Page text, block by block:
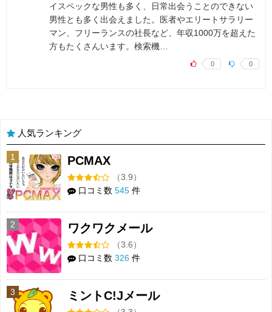
イスペックな男性も多く、日常出会うことのできない
男性とも多く出会えました。医者やエリートサラリー
マン、フリーランスの社長など、年収1000万を超えた
方もたくさんいます。検索機…
0 0
人気ランキング
1 PCMAX
（3.9）
口コミ数 545 件
2 ワクワクメール
（3.6）
口コミ数 326 件
3 ミントC!Jメール